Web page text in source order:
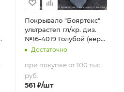
Покрывало "Бояртекс"
ультрастеп гл/кр. диз.
№16-4019 Голубой (верх/
низ голубой) (150х210)
Достаточно
при покупке от 100 тыс.
руб.
561₽/шт